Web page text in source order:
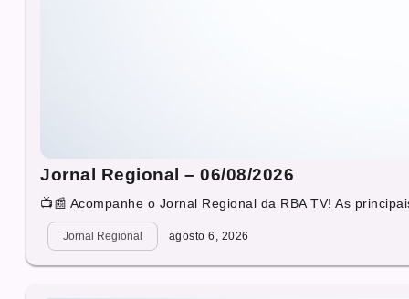
Jornal Regional – 06/08/2026
📺📰 Acompanhe o Jornal Regional da RBA TV! As
Jornal Regional agosto 6, 2026